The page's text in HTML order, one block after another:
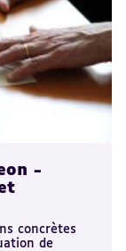
-
concrètes
de